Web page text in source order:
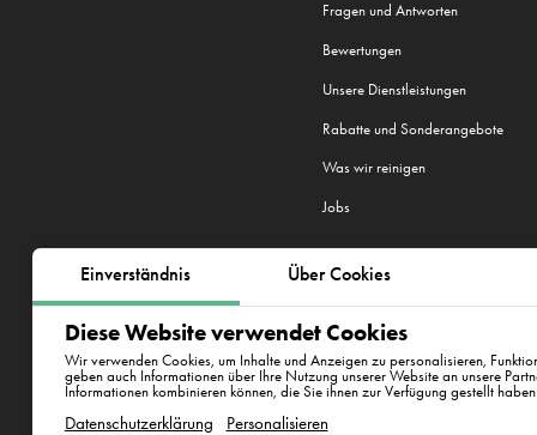
Einverständnis Über Cookies
Diese Website verwendet Cookies
Wir verwenden Cookies, um Inhalte und Anzeigen zu personalisieren,
geben auch Informationen über Ihre Nutzung unserer Website an unsere
Informationen kombinieren können, die Sie ihnen zur Verfügung gestellt
Datenschutzerklärung Personalisieren
Fragen und Antworten
Bewertungen
Unsere Dienstleistungen
Rabatte und Sonderangebote
Was wir reinigen
Jobs
Wir sind in 22 Städten tätig:
Bratislava, New York
ul. Varšavská 715/36,